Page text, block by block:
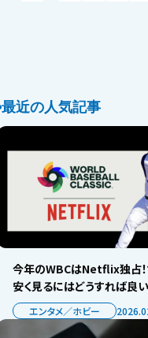
最近の人気記事
今年のWBCはNetflix独占！
安く見るにはどうすれば良
エンタメ／ホビー